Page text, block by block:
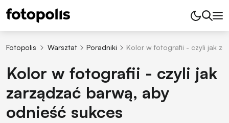
Fotopolis Warsztat Poradniki Kolor w fotografii - czyli jak
Kolor w fotografii - czyli jak
zarządzać barwą, aby
odnieść sukces